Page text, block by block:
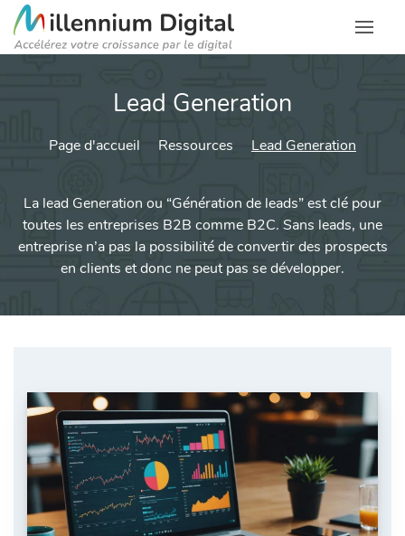
Lead Generation
Page d'accueil Ressources Lead Generation
La lead Generation ou “Génération de leads” est clé pour
toutes les entreprises B2B comme B2C. Sans leads, une
entreprise n’a pas la possibilité de convertir des prospects
en clients et donc ne peut pas se développer.